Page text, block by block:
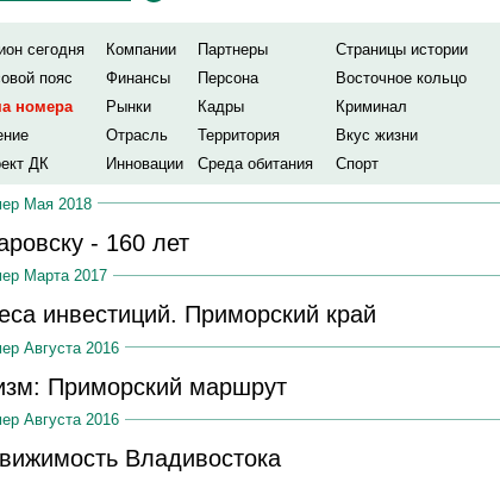
сегодня Компании Партнеры
Страницы истории
пояс
Финансы Персона
Восточное кольцо
номера
Рынки Кадры
Криминал
Отрасль Территория
Вкус жизни
ДК
Инновации Среда обитания Спорт
Мая 2018
- 160 лет
Марта 2017
инвестиций. Приморский край
Августа 2016
Приморский маршрут
Августа 2016
Владивостока